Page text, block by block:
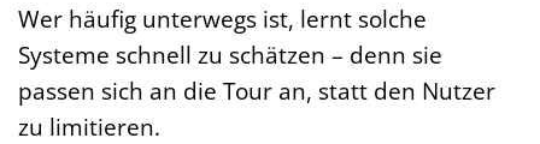
Wer häufig unterwegs ist, lernt solche
Systeme schnell zu schätzen – denn sie
passen sich an die Tour an, statt den Nutzer
zu limitieren.